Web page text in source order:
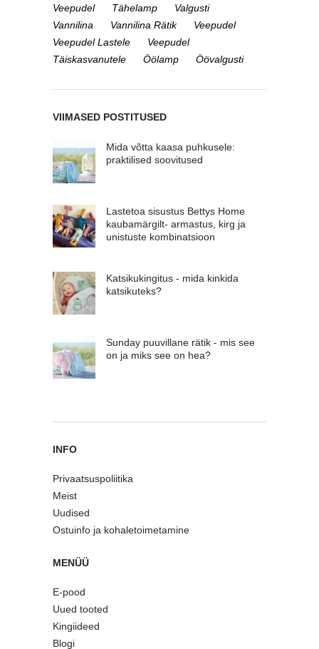
Veepudel
Tähelamp
Valgusti
Vannilina
Vannilina Rätik
Veepudel
Veepudel Lastele
Veepudel
Täiskasvanutele
Öölamp Öövalgusti
VIIMASED POSTITUSED
Mida võtta kaasa puhkusele:
praktilised soovitused
Lastetoa sisustus Bettys Home
kaubamärgilt- armastus, kirg ja
unistuste kombinatsioon
Katsikukingitus - mida kinkida
katsikuteks?
Sunday puuvillane rätik - mis see
on ja miks see on hea?
INFO
Privaatsuspoliitika
Meist
Uudised
Ostuinfo ja kohaletoimetamine
MENÜÜ
E-pood
Uued tooted
Kingiideed
Blogi